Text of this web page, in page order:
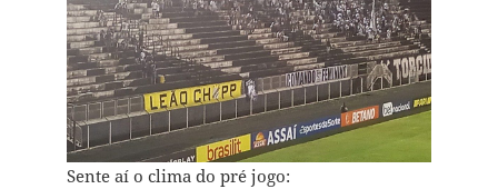
Sente aí o clima do pré jogo: